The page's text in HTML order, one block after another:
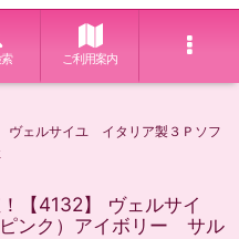
ご利用案内
ェルサイユ イタリア製３Ｐソフ
【4132】 ヴェルサイ
ンク）アイボリー サル